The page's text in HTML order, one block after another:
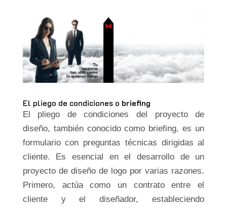
El pliego de condiciones o briefing
El pliego de condiciones del proyecto de
diseño, también conocido como briefing, es un
formulario con preguntas técnicas dirigidas al
cliente. Es esencial en el desarrollo de un
proyecto de diseño de logo por varias razones.
Primero, actúa como un contrato entre el
cliente y el diseñador, estableciendo